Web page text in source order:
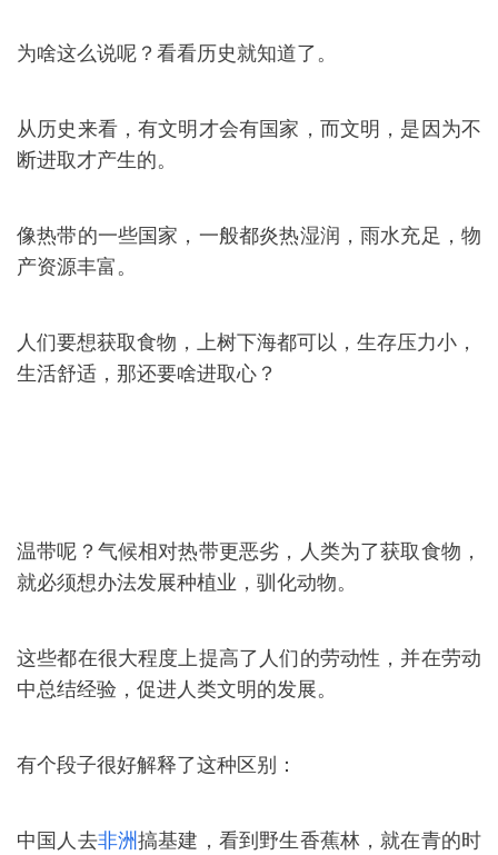
为啥这么说呢？看看历史就知道了。
从历史来看，有文明才会有国家，而文明，是因为不
断进取才产生的。
像热带的一些国家，一般都炎热湿润，雨水充足，物
产资源丰富。
人们要想获取食物，上树下海都可以，生存压力小，
生活舒适，那还要啥进取心？
温带呢？气候相对热带更恶劣，人类为了获取食物，
就必须想办法发展种植业，驯化动物。
这些都在很大程度上提高了人们的劳动性，并在劳动
中总结经验，促进人类文明的发展。
有个段子很好解释了这种区别：
中国人去非洲搞基建，看到野生香蕉林，就在青的时